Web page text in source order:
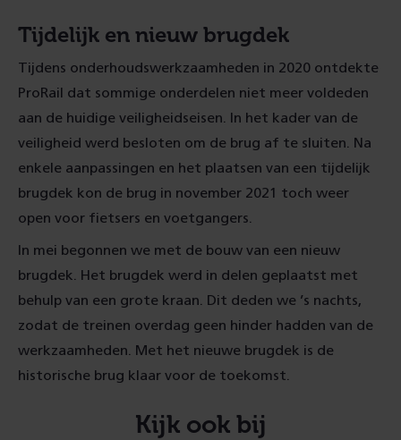
Tijdelijk en nieuw brugdek
Tijdens onderhoudswerkzaamheden in 2020 ontdekte
ProRail dat sommige onderdelen niet meer voldeden
aan de huidige veiligheidseisen. In het kader van de
veiligheid werd besloten om de brug af te sluiten. Na
enkele aanpassingen en het plaatsen van een tijdelijk
brugdek kon de brug in november 2021 toch weer
open voor fietsers en voetgangers.
In mei begonnen we met de bouw van een nieuw
brugdek. Het brugdek werd in delen geplaatst met
behulp van een grote kraan. Dit deden we ’s nachts,
zodat de treinen overdag geen hinder hadden van de
werkzaamheden. Met het nieuwe brugdek is de
historische brug klaar voor de toekomst.
Kijk ook bij